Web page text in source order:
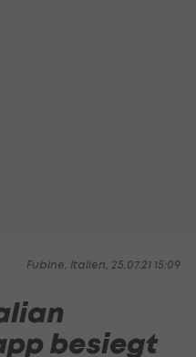
Fubine, Italien, 25.07.21 15:09
besiegt